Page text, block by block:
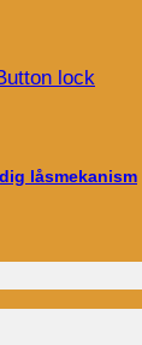
låsmekanism